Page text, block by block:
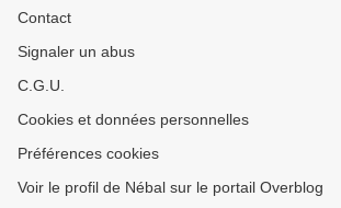
Contact
Signaler un abus
C.G.U.
Cookies et données personnelles
Préférences cookies
Voir le profil de Nébal sur le portail Overblog